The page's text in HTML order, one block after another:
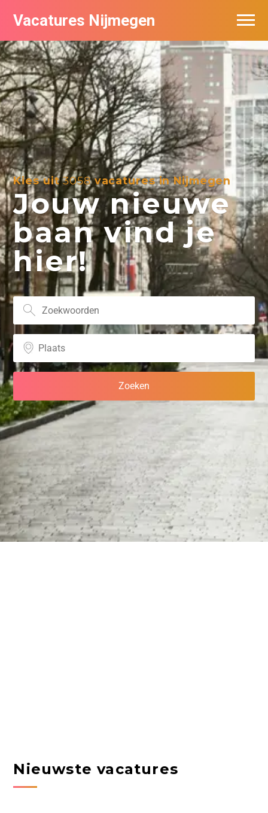
Vacatures Nijmegen
Kies uit3058vacatures in Nijmegen
Jouw nieuwe
baan vind je
hier!
Nieuwste vacatures
Vacatures per bedrijf
De populairste vacatures in Nijmegen
Nieuwsbrief feed